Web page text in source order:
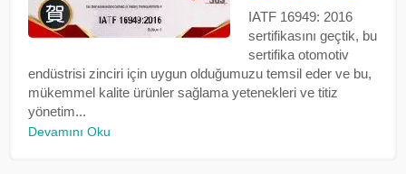
IATF 16949: 2016
sertifikasını geçtik, bu
sertifika otomotiv
endüstrisi zinciri için uygun olduğumuzu temsil eder ve bu,
mükemmel kalite ürünler sağlama yetenekleri ve titiz
yönetim...
Devamını Oku